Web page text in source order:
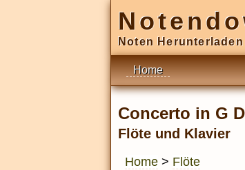
Noten
Home
Concerto in G
Flöte und Klavier
Home > Flöte